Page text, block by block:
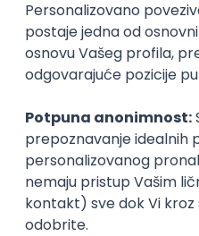
POSLOVI NA MAIL
KATEGORIJA
SENIORITET
Najnoviji poslovi
inboxu